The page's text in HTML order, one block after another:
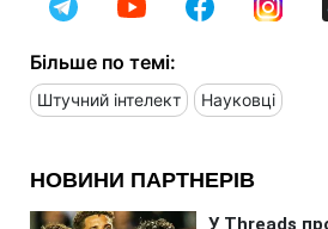
Більше по темі:
Штучний інтелект Науковці